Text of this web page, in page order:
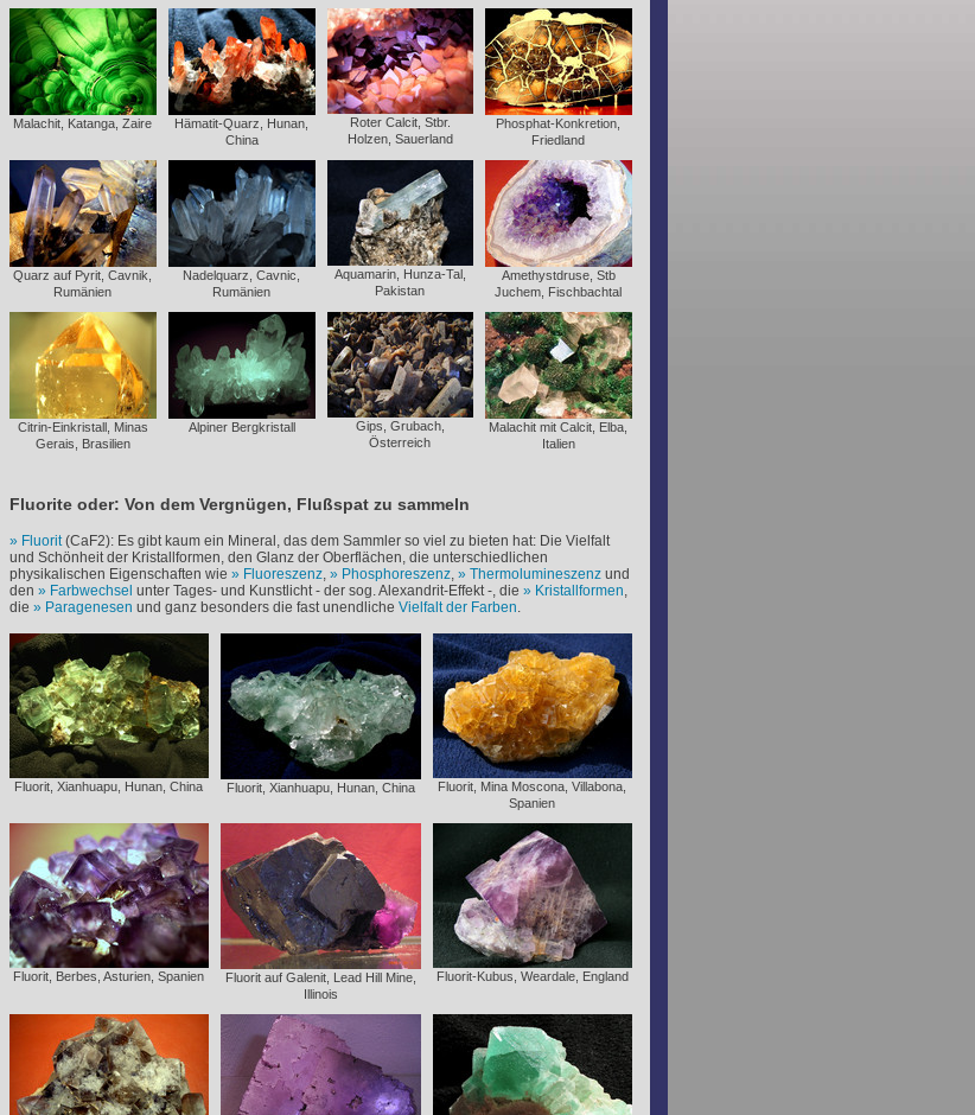
Malachit, Katanga, Zaire
Hämatit-Quarz, Hunan,
China
Roter Calcit, Stbr.
Holzen, Sauerland
Phosphat-Konkretion,
Friedland
Quarz auf Pyrit, Cavnik,
Rumänien
Nadelquarz, Cavnic,
Rumänien
Aquamarin, Hunza-Tal,
Pakistan
Amethystdruse, Stb
Juchem, Fischbachtal
Citrin-Einkristall, Minas
Gerais, Brasilien
Alpiner Bergkristall
Gips, Grubach,
Österreich
Malachit mit Calcit, Elba,
Italien
Fluorite oder: Von dem Vergnügen, Flußspat zu sammeln
Fluorit(CaF2): Es gibt kaum ein Mineral, das dem Sammler so viel zu bieten hat: Die Vielfalt
und Schönheit der Kristallformen, den Glanz der Oberflächen, die unterschiedlichen
physikalischen Eigenschaften wie
Fluoreszenz, Phosphoreszenz, Thermolumineszenzund
den
Farbwechsel unter Tages- und Kunstlicht - der sog. Alexandrit-Effekt -, die Kristallformen,
die
Paragenesen und ganz besonders die fast unendliche Vielfalt der Farben.
Fluorit, Xianhuapu, Hunan, China Fluorit, Xianhuapu, Hunan, China
Fluorit, Mina Moscona, Villabona,
Spanien
Fluorit, Berbes, Asturien, Spanien
Fluorit auf Galenit, Lead Hill Mine,
Illinois
Fluorit-Kubus, Weardale, England